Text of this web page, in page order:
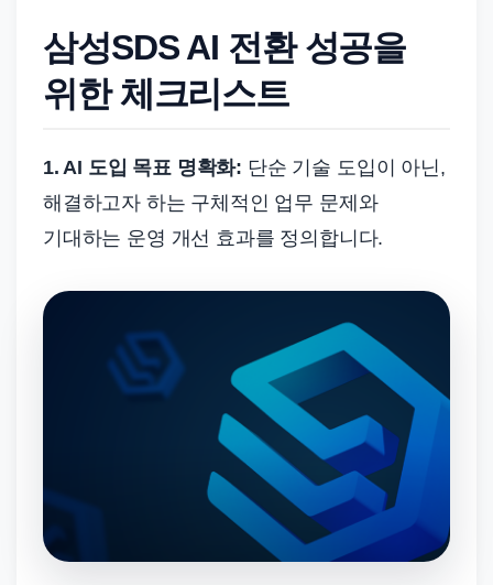
삼성SDS AI 전환 성공을
위한 체크리스트
1. AI 도입 목표 명확화: 단순 기술 도입이 아닌,
해결하고자 하는 구체적인 업무 문제와
기대하는 운영 개선 효과를 정의합니다.